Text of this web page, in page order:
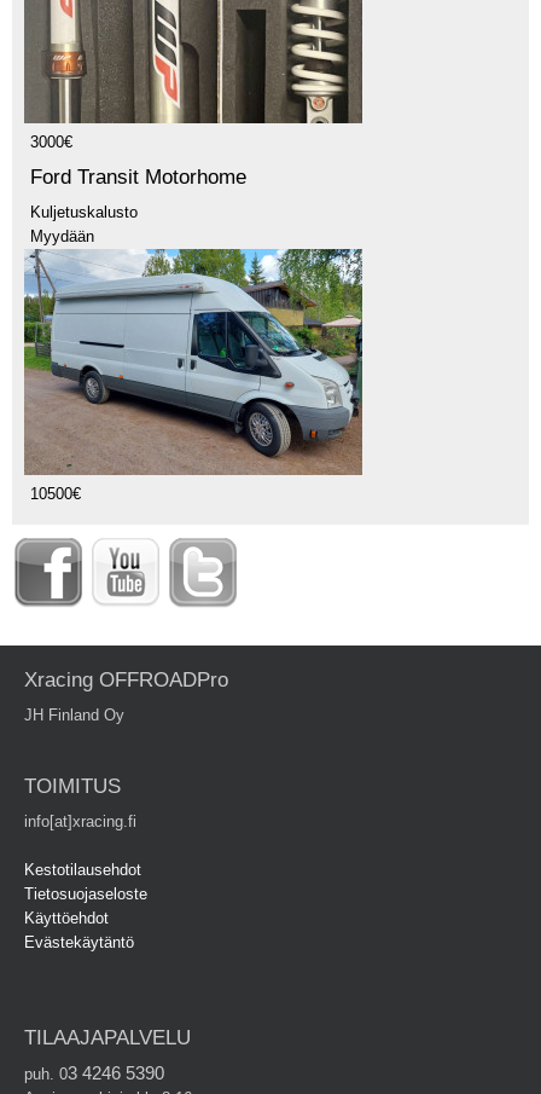
3000€
Ford Transit Motorhome
Kuljetuskalusto
Myydään
10500€
Xracing OFFROADPro
JH Finland Oy
TOIMITUS
info[at]xracing.fi
Kestotilausehdot
Tietosuojaseloste
Käyttöehdot
Evästekäytäntö
TILAAJAPALVELU
puh. 03 4246 5390